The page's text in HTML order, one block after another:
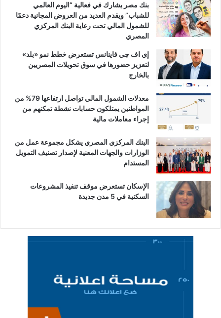
بنك مصر يشارك في فعالية “اليوم العالمي
للشباب” ويقدم العديد من العروض المجانية دعمًا
للشمول المالي تحت رعاية البنك المركزي
المصري
إي اف چي فاينانس تستعرض خطط نمو «بلد»
لتعزيز حضورها في سوق تحويلات المصريين
بالخارج
معدلات الشمول المالي تواصل ارتفاعها 79% من
المواطنين يمتلكون حسابات نشطة تمكنهم من
إجراء معاملات مالية
البنك المركزي المصري يشكل مجموعة عمل من
الوزارات والجهات المعنية لإصدار تصنيف التمويل
المستدام
الإسكان تستعرض موقف تنفيذ المشروعات
السكنية في 5 مدن جديدة